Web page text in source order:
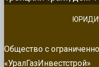
Общество с
«УралГазИнвестстрой»